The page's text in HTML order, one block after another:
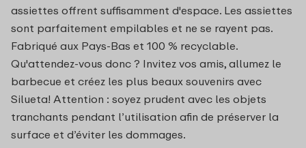
assiettes offrent suffisamment d'espace. Les assiettes
sont parfaitement empilables et ne se rayent pas.
Fabriqué aux Pays-Bas et 100 % recyclable.
Qu'attendez-vous donc ? Invitez vos amis, allumez le
barbecue et créez les plus beaux souvenirs avec
Silueta! Attention : soyez prudent avec les objets
tranchants pendant l’utilisation afin de préserver la
surface et d’éviter les dommages.